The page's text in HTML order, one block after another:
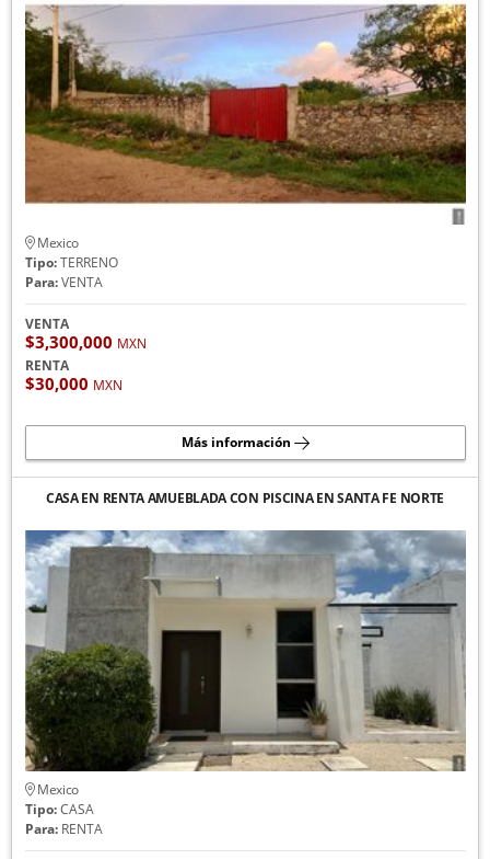
Mexico
Tipo:TERRENO
Para:VENTA
VENTA
$3,300,000 MXN
RENTA
$30,000 MXN
Más información
CASA EN RENTA AMUEBLADA CON PISCINA EN SANTA FE NORTE
Mexico
Tipo:CASA
Para:RENTA